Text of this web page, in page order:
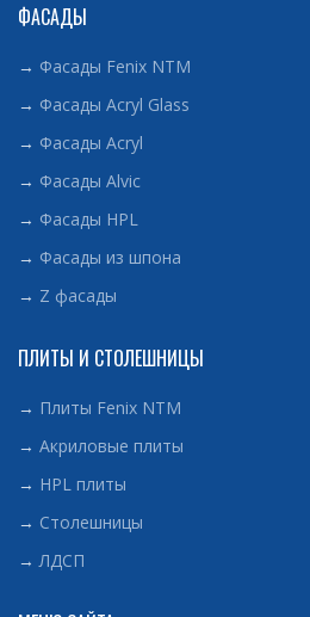
ФАСАДЫ
→ Фасады Fenix NTM
→ Фасады Acryl Glass
→ Фасады Acryl
→ Фасады Alvic
→ Фасады HPL
→ Фасады из шпона
→ Z фасады
ПЛИТЫ И СТОЛЕШНИЦЫ
→ Плиты Fenix NTM
→ Акриловые плиты
→ HPL плиты
→ Столешницы
→ ЛДСП